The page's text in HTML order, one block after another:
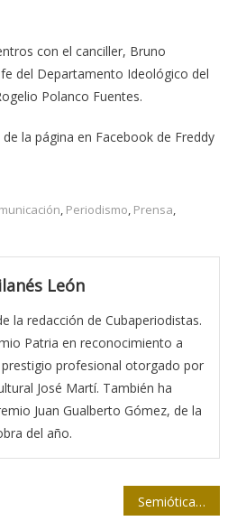
con el canciller, Bruno
del Departamento Ideológico del
Polanco Fuentes.
la página en Facebook de Freddy
, Periodismo, Prensa,
León
la redacción de Cubaperiodistas.
Patria en reconocimiento a
prestigio profesional otorgado por
José Martí. También ha
Juan Gualberto Gómez, de la
del año.
Semiótica de la extrema derecha